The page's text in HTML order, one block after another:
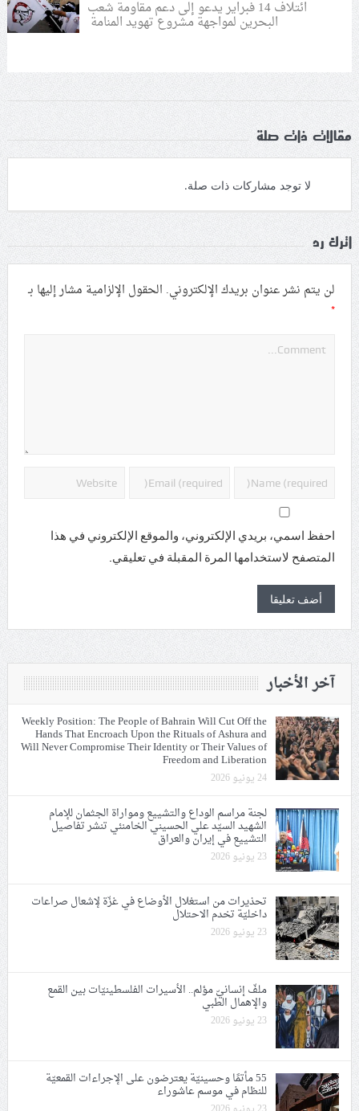
ائتلاف 14 فبراير يدعو إلى دعم مقاومة شعب
البحرين لمواجهة مشروع تهويد المنامة
مقالات ذات صلة
لا توجد مشاركات ذات صلة.
اترك رد
لن يتم نشر عنوان بريدك الإلكتروني. الحقول الإلزامية مشار إليها بـ
*
احفظ اسمي، بريدي الإلكتروني، والموقع الإلكتروني في هذا
المتصفح لاستخدامها المرة المقبلة في تعليقي.
آخر الأخبار
Weekly Position: The People of Bahrain Will Cut Off the
Hands That Encroach Upon the Rituals of Ashura and
Will Never Compromise Their Identity or Their Values of
Freedom and Liberation
24 يونيو 2026
لجنة مراسم الوداع والتشييع ومواراة الجثمان للإمام
الشهيد السيّد علي الحسيني الخامنئي تنشر تفاصيل
التشييع في إيران والعراق
23 يونيو 2026
تحذيرات من استغلال الأوضاع في غزّة لإشعال صراعات
داخليّة تخدم الاحتلال
23 يونيو 2026
ملفّ إنسانيّ مؤلم.. الأسيرات الفلسطينيّات بين القمع
والإهمال الطبي
23 يونيو 2026
55 مأتمًا وحسينيّة يعترضون على الإجراءات القمعيّة
للنظام في موسم عاشوراء